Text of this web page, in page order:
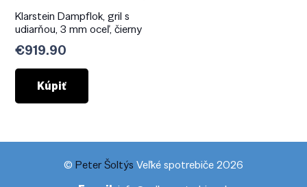
Klarstein Dampflok, gril s
udiarňou, 3 mm oceľ, čierny
€919.90
Kúpiť
© Peter Šoltýs Veľké spotrebiče 2026